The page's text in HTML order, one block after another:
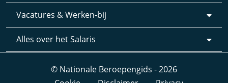
Vacatures & Werken-bij
Alles over het Salaris
© Nationale Beroepengids - 2026